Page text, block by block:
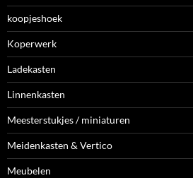
koopjeshoek
Koperwerk
Ladekasten
Linnenkasten
Meesterstukjes / miniaturen
Meidenkasten & Vertico
Meubelen